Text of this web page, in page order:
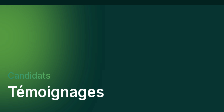
across a diverse portfolio. Success is measured by
Candidats
Témoignages